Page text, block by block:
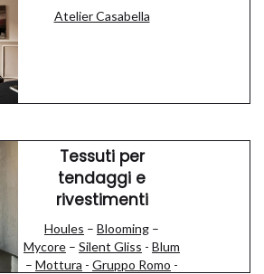
Atelier Casabella
Tessuti per
tendaggi e
rivestimenti
Houles – Blooming –
Mycore – Silent Gliss - Blum
– Mottura - Gruppo Romo -